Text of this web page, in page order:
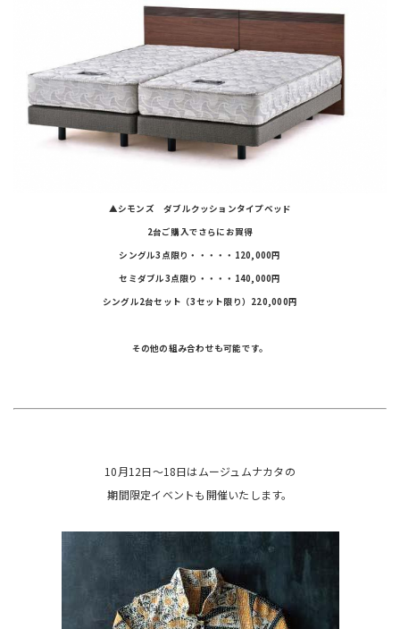
▲シモンズ ダブルクッションタイプベッド
2台ご購入でさらにお買得
シングル3点限り・・・・・120,000円
セミダブル3点限り・・・・140,000円
シングル2台セット（3セット限り）220,000円
その他の組み合わせも可能です。
10月12日～18日はムージュムナカタの
期間限定イベントも開催いたします。